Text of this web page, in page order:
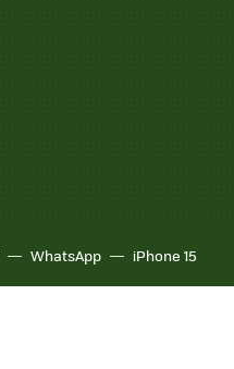
WhatsApp iPhone 15